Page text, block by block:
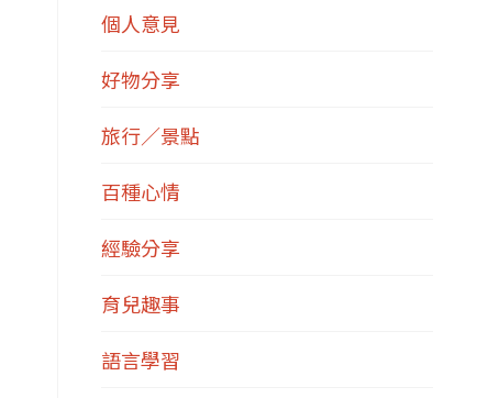
個人意見
好物分享
旅行／景點
百種心情
經驗分享
育兒趣事
語言學習